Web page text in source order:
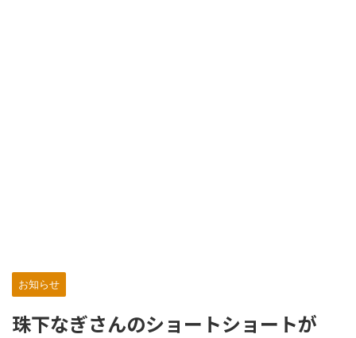
お知らせ
珠下なぎさんのショートショートが